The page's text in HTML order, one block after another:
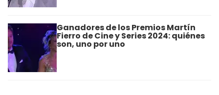
Ganadores de los Premios Martín
Fierro de Cine y Series 2024: quiénes
son, uno por uno